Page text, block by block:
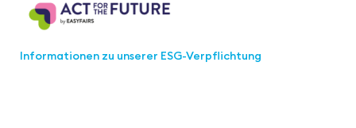
Informationen zu unserer ESG-Verpflichtung